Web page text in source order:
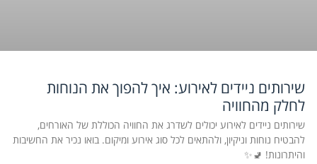
שירותים ניידים לאירוע: איך להפוך את הנוחות
לחלק מהחוויה
שירותים ניידים לאירוע יכולים לשדרג את החוויה הכוללת של האורחים,
להבטיח נוחות וניקיון, ולהתאים לכל סוג אירוע ומיקום. בואו נכיר את החשיבות
והיתרונות! 🚽✨